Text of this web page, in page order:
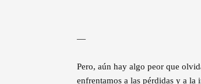
—
Pero, aún hay algo peor que
enfrentamos a las pérdidas y a la